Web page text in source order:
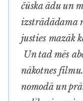
čūska ādu un
izstrādādama
justies mazāk
Un tad mēs
nākotnes
nomodā un